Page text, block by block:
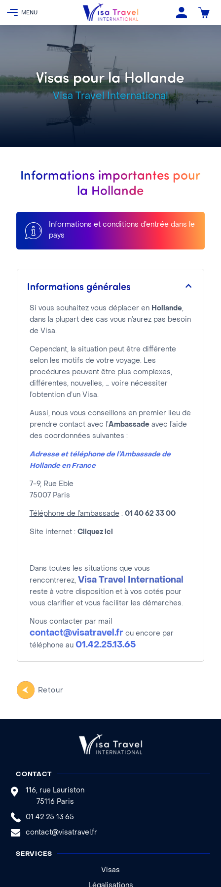
Visas pour la Hollande
Visa Travel International
Informations importantes pour
la Hollande
Informations et conditions d’entrée dans le
pays
Informations générales
Si vous souhaitez vous déplacer en Hollande,
dans la plupart des cas vous n’aurez pas besoin
de Visa.
Cependant, la situation peut être différente
selon les motifs de votre voyage. Les
procédures peuvent être plus complexes,
différentes, nouvelles, … voire nécessiter
l’obtention d’un Visa.
Aussi, nous vous conseillons en premier lieu de
prendre contact avec l’Ambassadeavec l’aide
des coordonnées suivantes :
Adresse et téléphone de l’Ambassade de
Hollande en France
7-9, Rue Eble
75007 Paris
Téléphone de l’ambassade: 01 40 62 33 00
Site internet : Cliquez ici
Dans toutes les situations que vous
rencontrerez, Visa Travel International
reste à votre disposition et à vos cotés pour
vous clarifier et vous faciliter les démarches.
Nous contacter par mail
contact@visatravel.frou encore par
téléphone au 01.42.25.13.65
Retour
CONTACT
116, rue Lauriston
75116 Paris
01 42 25 13 65
contact@visatravel.fr
SERVICES
Visas
Légalisations